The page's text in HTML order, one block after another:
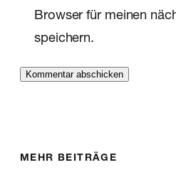
Browser für meinen
speichern.
MEHR BEITRÄGE